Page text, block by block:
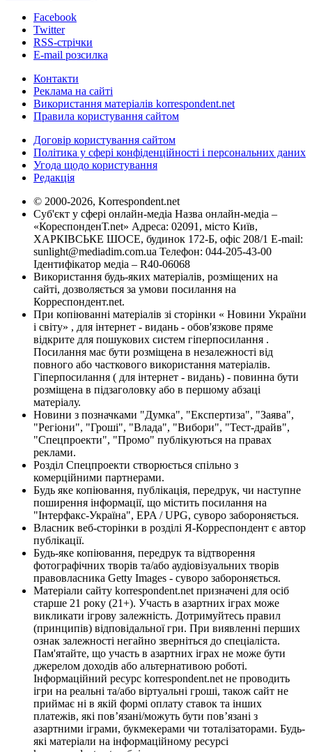
Facebook
Twitter
RSS-стрічки
E-mail розсилка
Контакти
Реклама на сайті
Використання матеріалів korrespondent.net
Правила користування сайтом
Договір користування сайтом
Політика у сфері конфіденційності і персональних даних
Угода щодо користування
Редакція
© 2000-2026, Korrespondent.net
Суб'єкт у сфері онлайн-медіа Назва онлайн-медіа –
«КореспонденТ.net» Адреса: 02091, місто Київ,
ХАРКІВСЬКЕ ШОСЕ, будинок 172-Б, офіс 208/1 E-mail:
sunlight@mediadim.com.ua Телефон: 044-205-43-00
Ідентифікатор медіа – R40-06068
Використання будь-яких матеріалів, розміщених на
сайті, дозволяється за умови посилання на
Корреспондент.net.
При копіюванні матеріалів зі сторінки « Новини України
і світу» , для інтернет - видань - обов'язкове пряме
відкрите для пошукових систем гіперпосилання .
Посилання має бути розміщена в незалежності від
повного або часткового використання матеріалів.
Гіперпосилання ( для інтернет - видань) - повинна бути
розміщена в підзаголовку або в першому абзаці
матеріалу.
Новини з позначками "Думка", "Експертиза", "Заява",
"Регіони", "Гроші", "Влада", "Вибори", "Тест-драйв",
"Спецпроекти", "Промо" публікуються на правах
реклами.
Розділ Спецпроекти створюється спільно з
комерційними партнерами.
Будь яке копіювання, публікація, передрук, чи наступне
поширення інформації, що містить посилання на
"Інтерфакс-Україна", EPA / UPG, суворо забороняється.
Власник веб-сторінки в розділі Я-Корреспондент є автор
публікації.
Будь-яке копіювання, передрук та відтворення
фотографічних творів та/або аудіовізуальних творів
правовласника Getty Images - суворо забороняється.
Матеріали сайту korrespondent.net призначені для осіб
старше 21 року (21+). Участь в азартних іграх може
викликати ігрову залежність. Дотримуйтесь правил
(принципів) відповідальної гри. При виявленні перших
ознак залежності негайно зверніться до спеціаліста.
Пам'ятайте, що участь в азартних іграх не може бути
джерелом доходів або альтернативою роботі.
Інформаційний ресурс korrespondent.net не проводить
ігри на реальні та/або віртуальні гроші, також сайт не
приймає ні в якій формі оплату ставок та інших
платежів, які пов’язані/можуть бути пов’язані з
азартними іграми, букмекерами чи тоталізаторами. Будь-
які матеріали на інформаційному ресурсі